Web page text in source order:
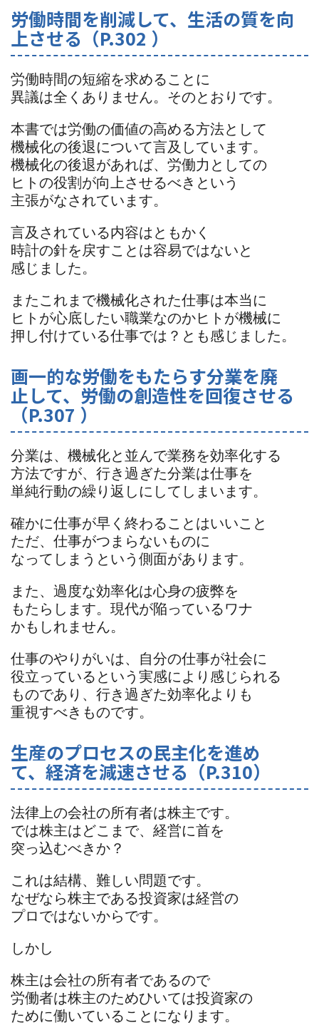
労働時間を削減して、生活の質を向
上させる（P.302 ）
労働時間の短縮を求めることに
異議は全くありません。そのとおりです。
本書では労働の価値の高める方法として
機械化の後退について言及しています。
機械化の後退があれば、労働力としての
ヒトの役割が向上させるべきという
主張がなされています。
言及されている内容はともかく
時計の針を戻すことは容易ではないと
感じました。
またこれまで機械化された仕事は本当に
ヒトが心底したい職業なのかヒトが機械に
押し付けている仕事では？とも感じました。
画一的な労働をもたらす分業を廃
止して、労働の創造性を回復させる
（P.307 ）
分業は、機械化と並んで業務を効率化する
方法ですが、行き過ぎた分業は仕事を
単純行動の繰り返しにしてしまいます。
確かに仕事が早く終わることはいいこと
ただ、仕事がつまらないものに
なってしまうという側面があります。
また、過度な効率化は心身の疲弊を
もたらします。現代が陥っているワナ
かもしれません。
仕事のやりがいは、自分の仕事が社会に
役立っているという実感により感じられる
ものであり、行き過ぎた効率化よりも
重視すべきものです。
生産のプロセスの民主化を進め
て、経済を減速させる（P.310）
法律上の会社の所有者は株主です。
では株主はどこまで、経営に首を
突っ込むべきか？
これは結構、難しい問題です。
なぜなら株主である投資家は経営の
プロではないからです。
しかし
株主は会社の所有者であるので
労働者は株主のためひいては投資家の
ために働いていることになります。